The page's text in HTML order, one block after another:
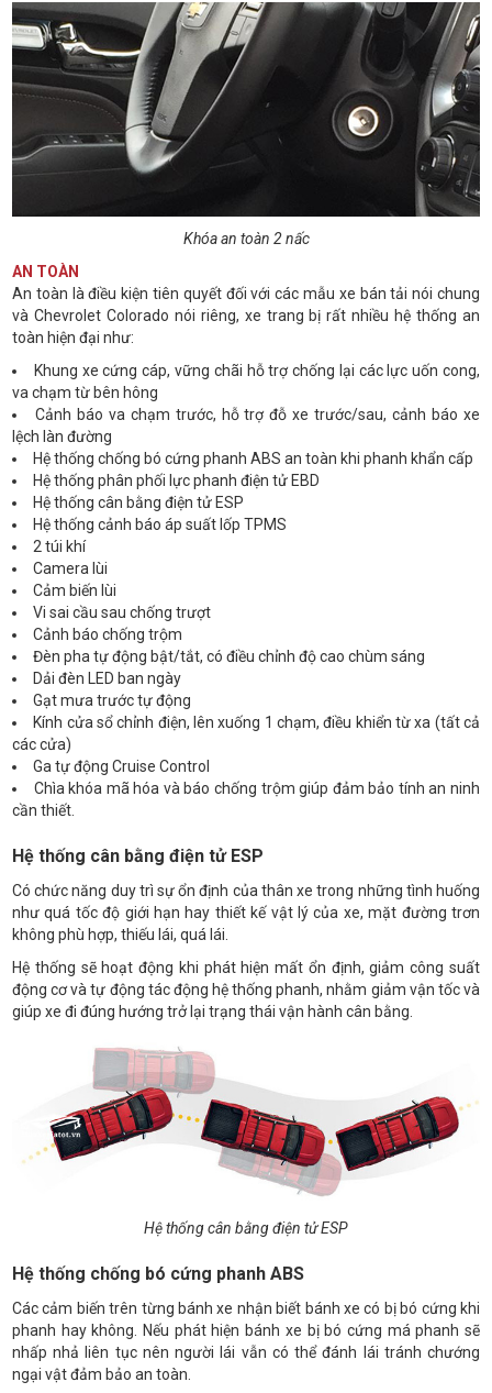
Khóa an toàn 2 nấc
AN TOÀN
An toàn là điều kiện tiên quyết đối với các mẫu xe bán tải nói chung
và Chevrolet Colorado nói riêng, xe trang bị rất nhiều hệ thống an
toàn hiện đại như:
Khung xe cứng cáp, vững chãi hỗ trợ chống lại các lực uốn cong,
va chạm từ bên hông
Cảnh báo va chạm trước, hỗ trợ đỗ xe trước/sau, cảnh báo xe
lệch làn đường
Hệ thống chống bó cứng phanh ABS an toàn khi phanh khẩn cấp
Hệ thống phân phối lực phanh điện tử EBD
Hệ thống cân bằng điện tử ESP
Hệ thống cảnh báo áp suất lốp TPMS
2 túi khí
Camera lùi
Cảm biến lùi
Vi sai cầu sau chống trượt
Cảnh báo chống trộm
Đèn pha tự động bật/tắt, có điều chỉnh độ cao chùm sáng
Dải đèn LED ban ngày
Gạt mưa trước tự động
Kính cửa sổ chỉnh điện, lên xuống 1 chạm, điều khiển từ xa (tất cả
các cửa)
Ga tự động Cruise Control
Chìa khóa mã hóa và báo chống trộm giúp đảm bảo tính an ninh
cần thiết.
Hệ thống cân bằng điện tử ESP
Có chức năng duy trì sự ổn định của thân xe trong những tình huống
như quá tốc độ giới hạn hay thiết kế vật lý của xe, mặt đường trơn
không phù hợp, thiếu lái, quá lái.
Hệ thống sẽ hoạt động khi phát hiện mất ổn định, giảm công suất
động cơ và tự động tác động hệ thống phanh, nhằm giảm vận tốc và
giúp xe đi đúng hướng trở lại trạng thái vận hành cân bằng.
Hệ thống cân bằng điện tử ESP
Hệ thống chống bó cứng phanh ABS
Các cảm biến trên từng bánh xe nhận biết bánh xe có bị bó cứng khi
phanh hay không. Nếu phát hiện bánh xe bị bó cứng má phanh sẽ
nhấp nhả liên tục nên người lái vẫn có thể đánh lái tránh chướng
ngại vật đảm bảo an toàn.